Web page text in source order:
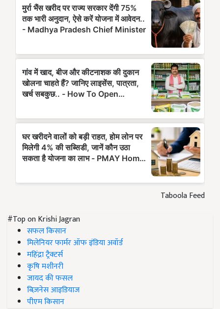
Taboola Feed
#Top on Krishi Jagran
सफल किसान
मिलेनियर फार्मर ऑफ इंडिया अवॉर्ड
महिंद्रा ट्रैक्टर्स
कृषि मशीनरी
जायद की फसल
बिज़नेस आइडियाज
पीएम किसान